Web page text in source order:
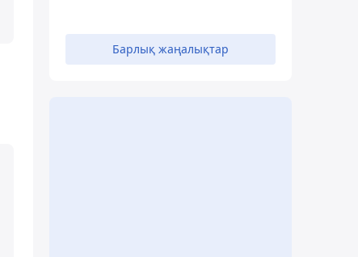
Барлық жаңалықтар